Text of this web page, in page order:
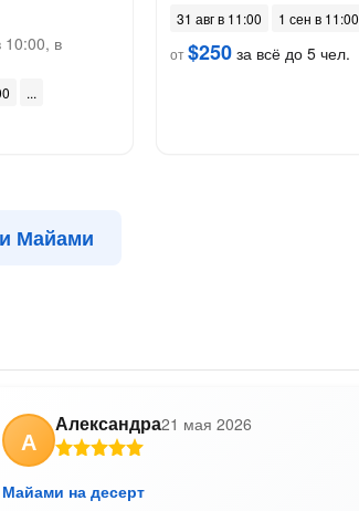
10:00, в
31 авг в 11:00
1 сен в 11:00
от$250 за всё до 5 чел.
Майами
А
Александра21 мая 2026
Майами на десерт